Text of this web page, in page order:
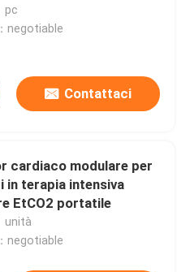
pc
negotiable
Contattaci
cardiaco modulare per
in terapia intensiva
EtCO2 portatile
unità
negotiable